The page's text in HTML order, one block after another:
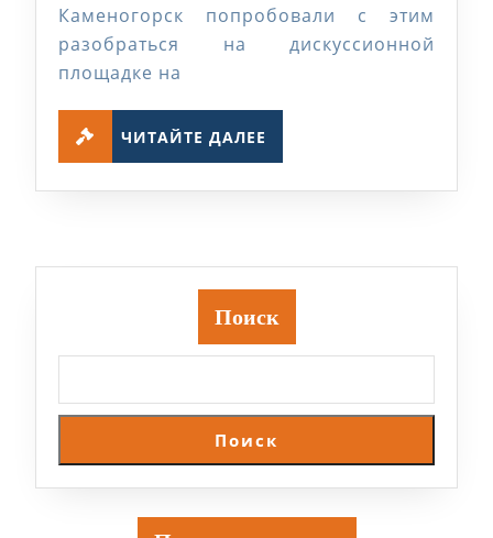
Каменогорск попробовали с этим
разобраться на дискуссионной
площадке на
ЧИТАЙТЕ ДАЛЕЕ
Поиск
Поиск